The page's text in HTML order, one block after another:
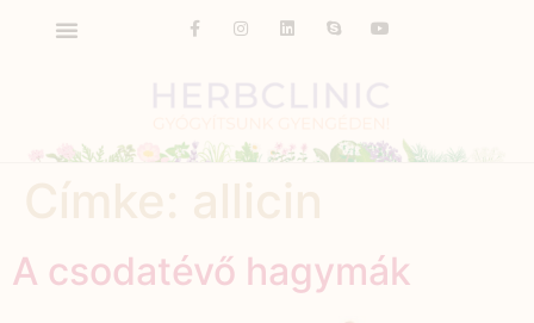
A csodatévő hagymák